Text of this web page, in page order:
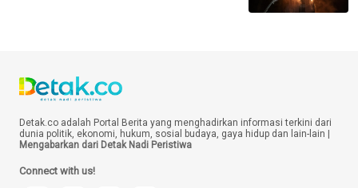
Detak.co adalah Portal Berita yang menghadirkan informasi terkini dari
dunia politik, ekonomi, hukum, sosial budaya, gaya hidup dan lain-lain |
Mengabarkan dari Detak Nadi Peristiwa
Connect with us!